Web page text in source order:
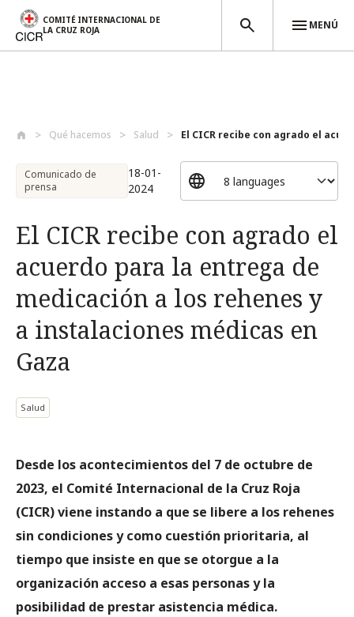
COMITÉ INTERNACIONAL DE
LA CRUZ ROJA
MENÚ
Qué hacemos Salud El CICR recibe con agrado el
Comunicado de
prensa
18-01-
2024
El CICR recibe con agrado el
acuerdo para la entrega de
medicación a los rehenes y
a instalaciones médicas en
Gaza
Salud
Desde los acontecimientos del 7 de octubre de
2023, el Comité Internacional de la Cruz Roja
(CICR) viene instando a que se libere a los rehenes
sin condiciones y como cuestión prioritaria, al
tiempo que insiste en que se otorgue a la
organización acceso a esas personas y la
posibilidad de prestar asistencia médica.